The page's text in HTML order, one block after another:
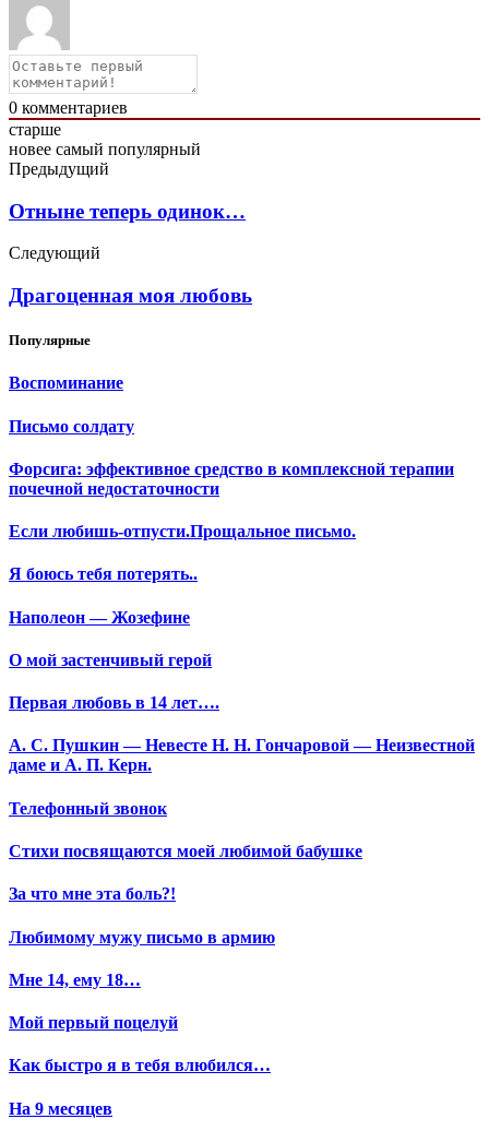
0 комментариев
старше
новее самый популярный
Предыдущий
Отныне теперь одинок…
Следующий
Драгоценная моя любовь
Популярные
Воспоминание
Письмо солдату
Форсига: эффективное средство в комплексной терапии
почечной недостаточности
Если любишь-отпусти.Прощальное письмо.
Я боюсь тебя потерять..
Наполеон — Жозефине
О мой застенчивый герой
Первая любовь в 14 лет….
А. С. Пушкин — Невесте Н. Н. Гончаровой — Неизвестной
даме и А. П. Керн.
Телефонный звонок
Стихи посвящаются моей любимой бабушке
За что мне эта боль?!
Любимому мужу письмо в армию
Мне 14, ему 18…
Мой первый поцелуй
Как быстро я в тебя влюбился…
На 9 месяцев